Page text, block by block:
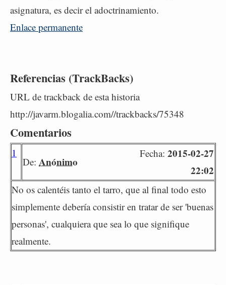
asignatura, es decir el adoctrinamiento.
Enlace permanente
Referencias (TrackBacks)
URL de trackback de esta historia
http://javarm.blogalia.com//trackbacks/75348
Comentarios
1
De: Anónimo
Fecha: 2015-02-27
22:02
No os calentéis tanto el tarro, que al final todo esto
simplemente debería consistir en tratar de ser 'buenas
personas', cualquiera que sea lo que signifique
realmente.